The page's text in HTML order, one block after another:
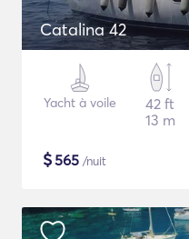
Catalina 42
Yacht à voile
42 ft
13 m
$565 /nuit